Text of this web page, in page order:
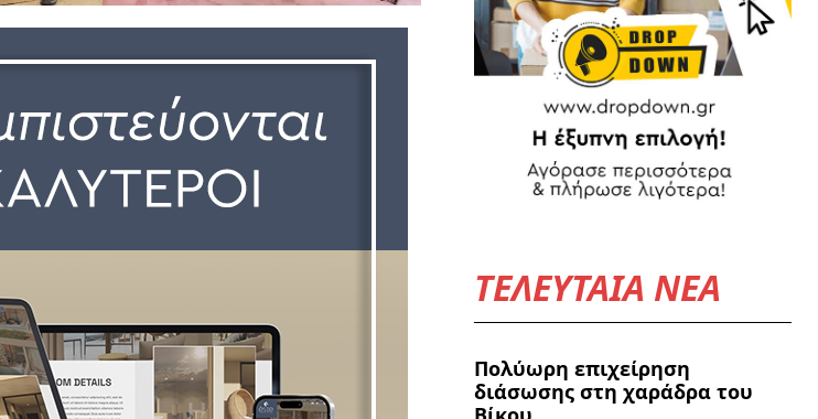
ΤΕΛΕΥΤΑΙΑ ΝΕΑ
Πολύωρη επιχείρηση
διάσωσης στη χαράδρα του